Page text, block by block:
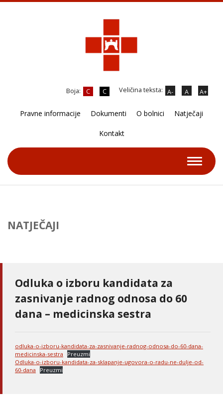
C C
Boja: A- A A+
Veličina teksta:
Pravne informacije Dokumenti O bolnici Natječaji
Kontakt
NATJEČAJI
Odluka o izboru kandidata za
zasnivanje radnog odnosa do 60
dana – medicinska sestra
odluka-o-izboru-kandidata-za-zasnivanje-radnog-odnosa-do-60-dana-
medicinska-sestra
Preuzmi
Odluka-o-izboru-kandidata-za-sklapanje-ugovora-o-radu-ne-dulje-od-
60-dana
Preuzmi